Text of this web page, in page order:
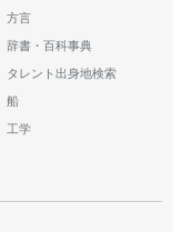
方言
辞書・百科事典
タレント出身地検索
船
工学